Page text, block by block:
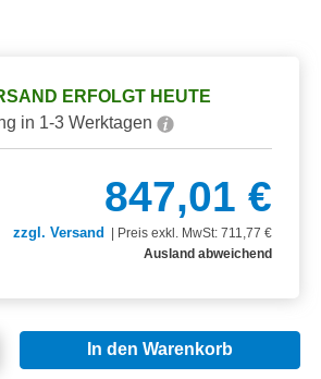
ERFOLGT HEUTE
in 1-3 Werktagen
847,01 €
zzgl. Versand
Preis exkl. MwSt: 711,77 €
Ausland abweichend
Gib den gewünschten
In den Warenkorb